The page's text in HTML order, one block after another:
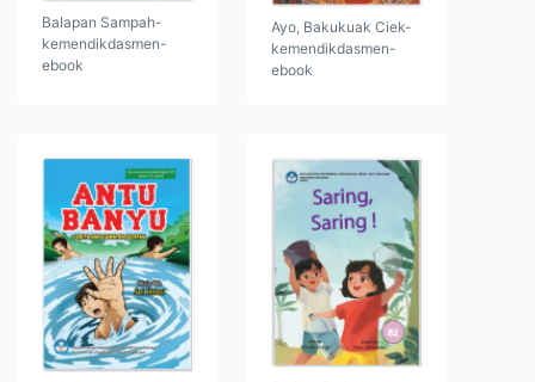
Balapan Sampah-
kemendikdasmen-
ebook
Ayo, Bakukuak Ciek-
kemendikdasmen-
ebook